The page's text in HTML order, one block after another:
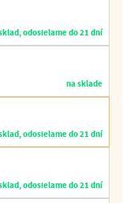
odosielame do 21 dní
na sklade
odosielame do 21 dní
odosielame do 21 dní